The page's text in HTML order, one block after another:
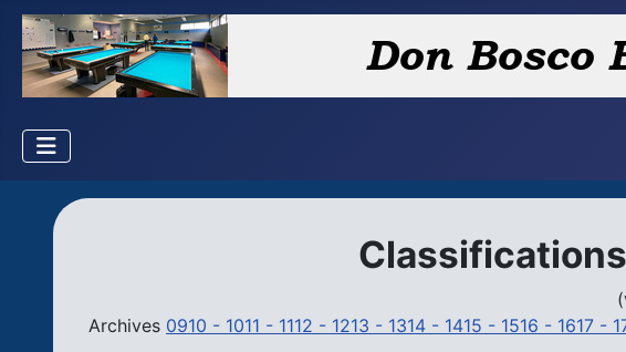
Archives 0910 - 1011 - 1112 - 1213 - 1314 - 1415 - 1516 - 1617 -